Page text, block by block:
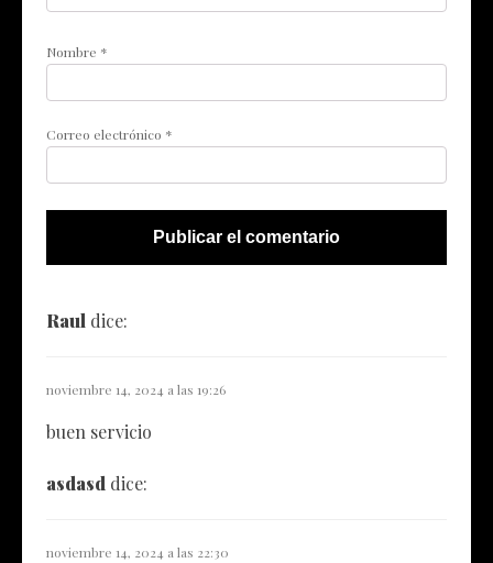
Nombre *
Correo electrónico *
Raul dice:
noviembre 14, 2024 a las 19:26
buen servicio
asdasd dice:
noviembre 14, 2024 a las 22:30